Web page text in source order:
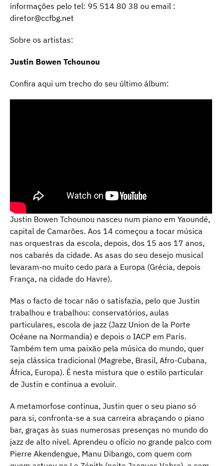
informações pelo tel: 95 514 80 38 ou email :
diretor@ccfbg.net
Sobre os artistas:
Justin Bowen Tchounou
Confira aqui um trecho do seu último álbum:
Justin Bowen Tchounou nasceu num piano em Yaoundé,
capital de Camarões. Aos 14 começou a tocar música
nas orquestras da escola, depois, dos 15 aos 17 anos,
nos cabarés da cidade. As asas do seu desejo musical
levaram-no muito cedo para a Europa (Grécia, depois
França, na cidade do Havre).
Mas o facto de tocar não o satisfazia, pelo que Justin
trabalhou e trabalhou: conservatórios, aulas
particulares, escola de jazz (Jazz Union de la Porte
Océane na Normandia) e depois o IACP em Paris.
Também tem uma paixão pela música do mundo, quer
seja clássica tradicional (Magrebe, Brasil, Afro-Cubana,
África, Europa). É nesta mistura que o estilo particular
de Justin e continua a evoluir.
A metamorfose continua, Justin quer o seu piano só
para si, confronta-se a sua carreira abraçando o piano
bar, graças às suas numerosas presenças no mundo do
jazz de alto nível. Aprendeu o ofício no grande palco com
Pierre Akendengue, Manu Dibango, com quem com